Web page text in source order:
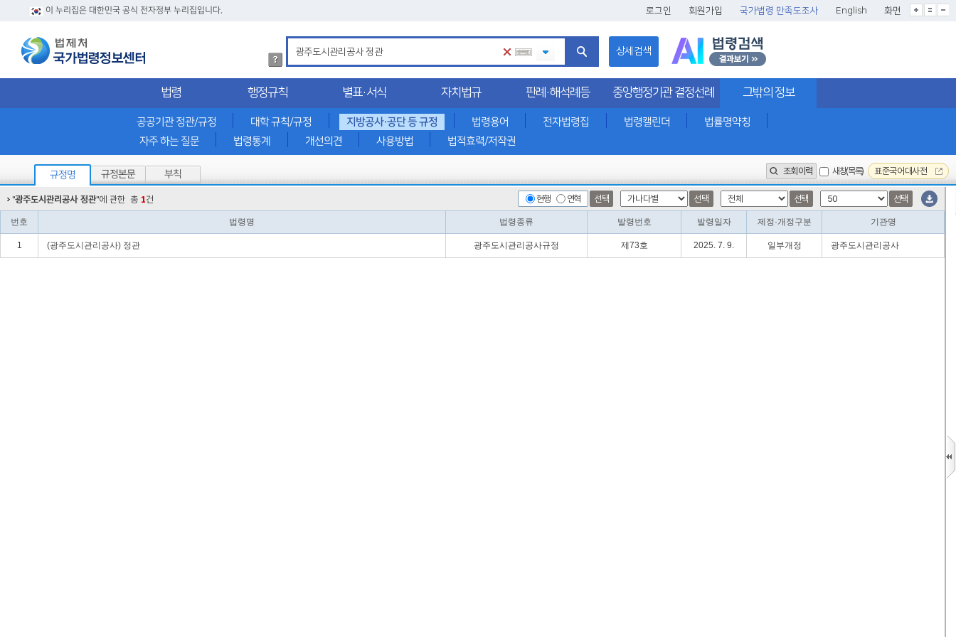
이 누리집은 대한민국 공식 전자정부 누리집입니다. 로그인 회원가입 국가법령 만족도조사 English 화면
글씨크기확대
글씨크기확대초기화
글씨크기축소
법
령
검
색
법
상
세
내
상세검색
법령 행정규칙 별표·서식 자치법규 판례·해석례등 중앙행정기관 결정선례 그밖의 정보
공공기관 정관/규정 대학 규칙/규정 지방공사·공단 등 규정 법령용어 전자법령집 법령캘린더
법률명약칭
자주 하는 질문
법령통계 개선의견 사용방법 법적효력/저작권
규정명 규정본문 부칙 조회이력 새창(목록) 표준국어대사전
"광주도시관리공사 정관"에 관한 총 1건 현행 연혁 선택 선택 선택 선택
번호 법령명 법령종류 발령번호 발령일자 제정·개정구분 기관명
1 (광주도시관리공사) 정관 광주도시관리공사규정 제73호 2025. 7. 9. 일부개정 광주도시관리공사